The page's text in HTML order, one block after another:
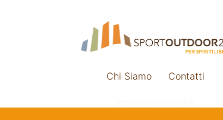
Chi Siamo Contatti